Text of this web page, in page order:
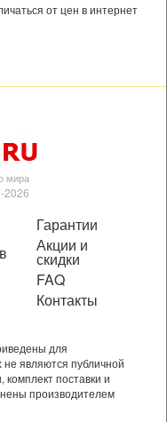
от цен в интернет
мира
2026
Гарантии
Акции и
скидки
FAQ
Контакты
для
не являются публичной
комплект поставки и
производителем